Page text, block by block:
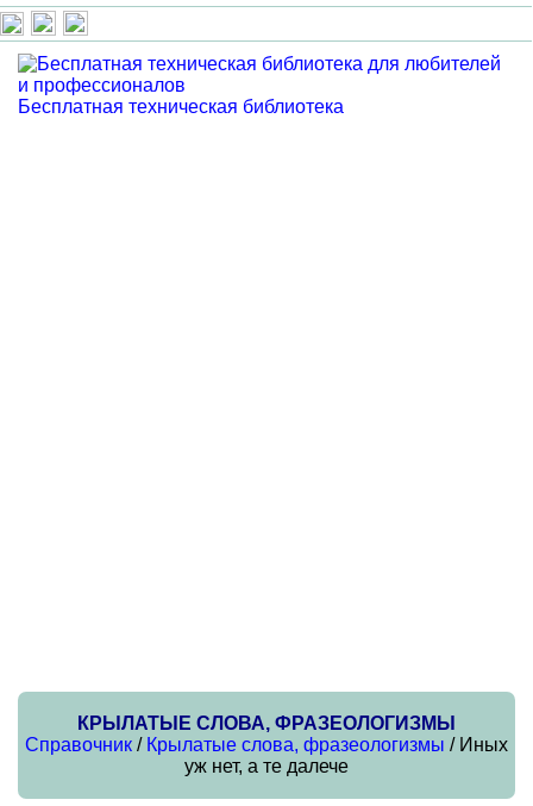
Бесплатная техническая библиотека
КРЫЛАТЫЕ СЛОВА, ФРАЗЕОЛОГИЗМЫ
Справочник / Крылатые слова, фразеологизмы / Иных
уж нет, а те далече